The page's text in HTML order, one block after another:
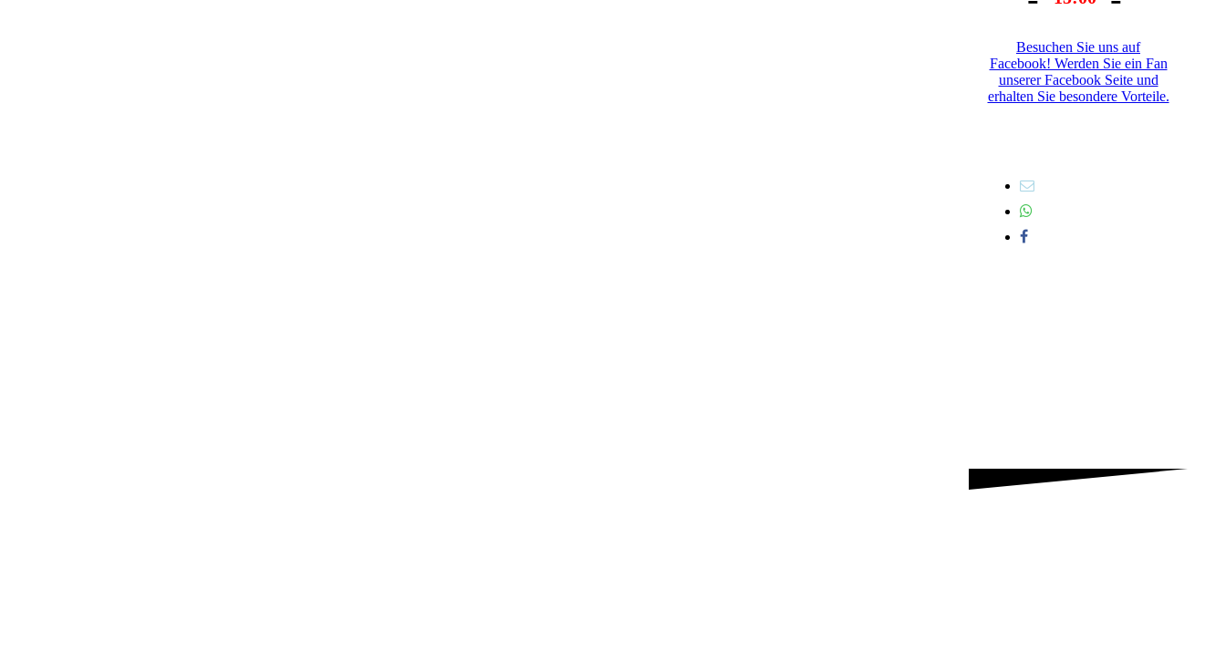
Besuchen Sie uns auf
Facebook! Werden Sie ein Fan
unserer Facebook Seite und
erhalten Sie besondere Vorteile.